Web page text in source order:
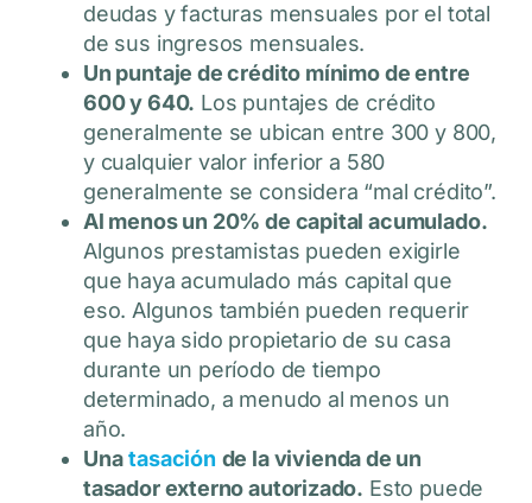
deudas y facturas mensuales por el total
de sus ingresos mensuales.
Un puntaje de crédito mínimo de entre
600 y 640. Los puntajes de crédito
generalmente se ubican entre 300 y 800,
y cualquier valor inferior a 580
generalmente se considera “mal crédito”.
Al menos un 20% de capital acumulado.
Algunos prestamistas pueden exigirle
que haya acumulado más capital que
eso. Algunos también pueden requerir
que haya sido propietario de su casa
durante un período de tiempo
determinado, a menudo al menos un
año.
Una tasación de la vivienda de un
tasador externo autorizado. Esto puede